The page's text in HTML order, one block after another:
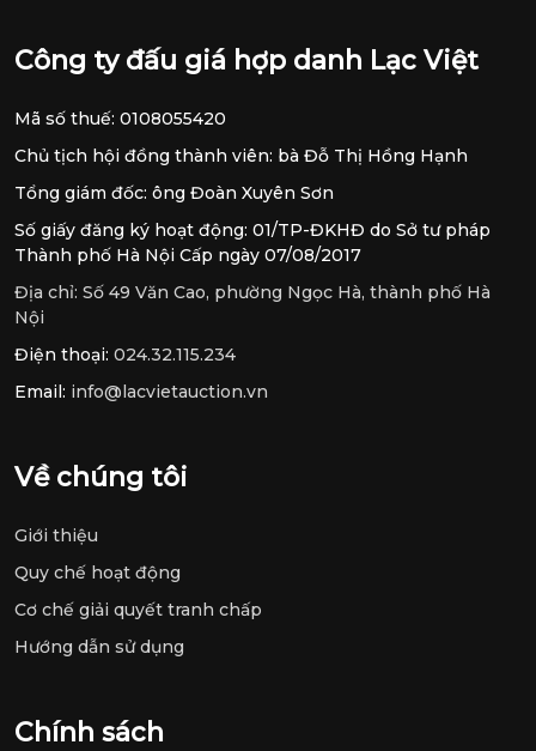
Công ty đấu giá hợp danh Lạc Việt
Mã số thuế: 0108055420
Chủ tịch hội đồng thành viên: bà Đỗ Thị Hồng Hạnh
Tổng giám đốc: ông Đoàn Xuyên Sơn
Số giấy đăng ký hoạt động: 01/TP-ĐKHĐ do Sở tư pháp
Thành phố Hà Nội Cấp ngày 07/08/2017
Địa chỉ: Số 49 Văn Cao, phường Ngọc Hà, thành phố Hà
Nội
Điện thoại: 024.32.115.234
Email: info@lacvietauction.vn
Về chúng tôi
Giới thiệu
Quy chế hoạt động
Cơ chế giải quyết tranh chấp
Hướng dẫn sử dụng
Chính sách